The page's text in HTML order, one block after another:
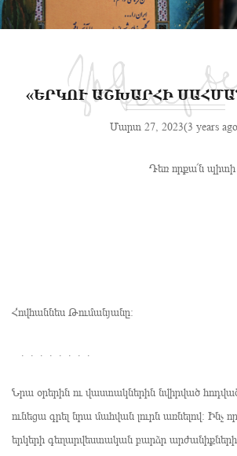
«ԵՐԿՈՒ ԱՇԽԱՐՀԻ
Մարտ 27, 2023(3 years
Դեռ որքա՜ն
Երկու
Հովհաննես Թումանյանը։
. . . . . . . .
Նրա օրերին ու վաստակներին նվիրված հոդված
ունեցա գրել նրա մահվան լուրն առնելով։ Ինչ
երկերի գեղարվեստական բարձր